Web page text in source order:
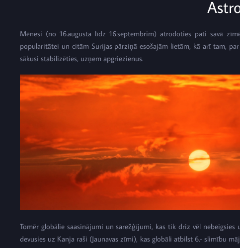
Mēnesi (no 16.augusta līdz 16.septembrim) atrodoties pati savā
popularitātei un citām Surijas pārziņā esošajām lietām, kā arī tam,
sākusi stabilizēties, uzņem apgriezienus.
Tomēr globālie saasinājumi un sarežģījumi, kas tik driz vēl
devusies uz Kanja raši (Jaunavas zīmi), kas globāli atbilst 6.- slimību